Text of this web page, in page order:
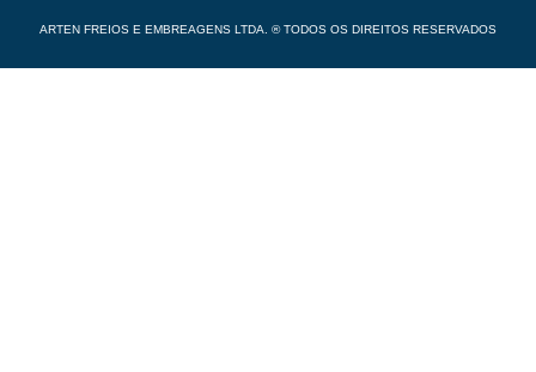
ARTEN FREIOS E EMBREAGENS LTDA. ® TODOS OS DIREITOS RESERVADOS